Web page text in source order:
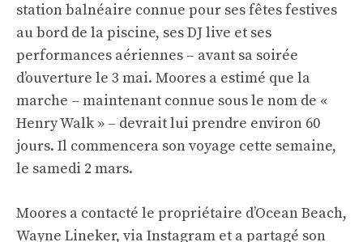
station balnéaire connue pour ses fêtes festives
au bord de la piscine, ses DJ live et ses
performances aériennes – avant sa soirée
d’ouverture le 3 mai. Moores a estimé que la
marche – maintenant connue sous le nom de «
Henry Walk » – devrait lui prendre environ 60
jours. Il commencera son voyage cette semaine,
le samedi 2 mars.
Moores a contacté le propriétaire d’Ocean Beach,
Wayne Lineker, via Instagram et a partagé son